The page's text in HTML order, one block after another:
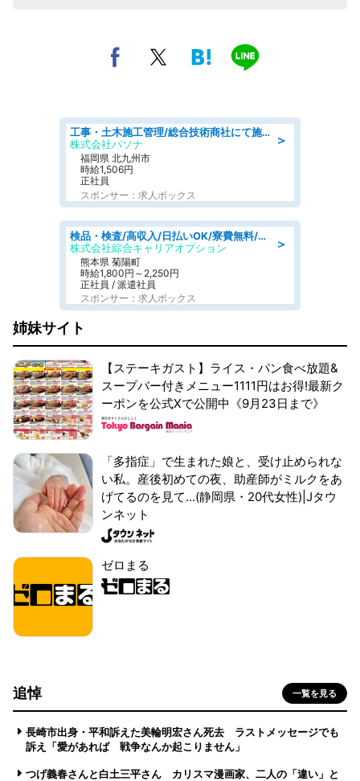
＞
工事・土木施工管理/総合技術商社にて施工管理のお仕事/即日勤務可/車通勤可/工事・土木施工管理/生産・品質管理
株式会社パソナ
福岡県 北九州市
時給1,506円
正社員
スポンサー：求人ボックス
＞
検品・検査/高収入/日払いOK/寮費無料/日勤/20・30・40代活躍中
株式会社綜合キャリアオプション
熊本県 菊陽町
時給1,800円～2,250円
正社員 / 派遣社員
スポンサー：求人ボックス
姉妹サイト
【ステーキガスト】ライス・パン食べ放題&
スープバー付きメニュー1111円はお得!最新ク
ーポンを公式Xで公開中《9月23日まで》
「多指症」で生まれた娘と、受け止められな
い私。産後初めての夜、助産師がミルクをあ
げてるのを見て...(静岡県・20代女性)|Jタウ
ンネット
ゼロまる
追悼 一覧を見る
長崎市出身・平和訴えた美輪明宏さん死去 ラストメッセージでも
訴え「愛があれば 戦争なんか起こりません」
つげ義春さんと白土三平さん カリスマ漫画家、二人の「違い」と